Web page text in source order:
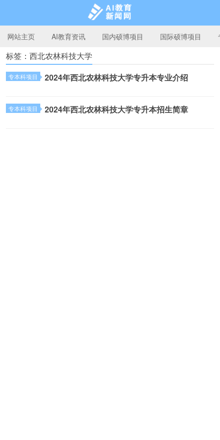
AI教育新闻网
网站主页 AI教育资讯 国内硕博项目 国际硕博项目
标签：西北农林科技大学
专本科项目 2024年西北农林科技大学专升本专业介绍
专本科项目 2024年西北农林科技大学专升本招生简章